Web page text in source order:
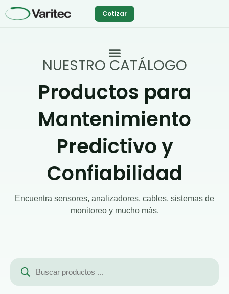
al
Cotizar
NUESTRO CATÁLOGO
Productos para
Mantenimiento
Predictivo y
Confiabilidad
Encuentra sensores, analizadores, cables, sistemas de
monitoreo y mucho más.
Búsqueda
productos